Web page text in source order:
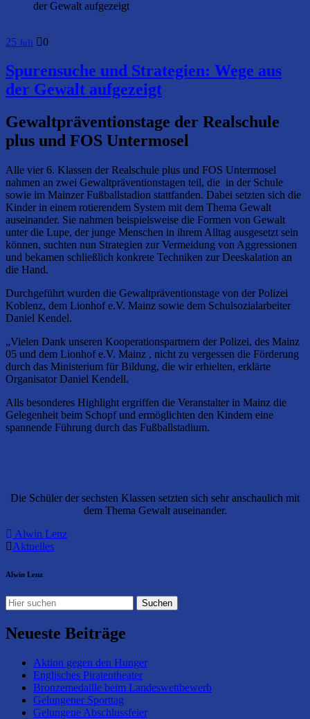
der Gewalt aufgezeigt
25 Juli 0
Spurensuche und Strategien: Wege aus
der Gewalt aufgezeigt
Gewaltpräventionstage der Realschule
plus und FOS Untermosel
Alle vier 6. Klassen der Realschule plus und FOS Untermosel
nahmen an zwei Gewaltpräventionstagen teil, die in der Schule
sowie im Mainzer Fußballstadion stattfanden. Dabei setzten sich die
Kinder in einem rotierendem System mit dem Thema Gewalt
auseinander. Sie nahmen beispielsweise die Formen von Gewalt
unter die Lupe, der junge Menschen in ihrem Alltag ausgesetzt sein
können, suchten nun Strategien zur Vermeidung von Aggressionen
und bekamen schließlich konkrete Techniken zur Deeskalation an
die Hand.
Durchgeführt wurden die Gewaltpräventionstage von der Polizei
Koblenz, dem Lionhof e.V. Mainz sowie dem Schulsozialarbeiter
Daniel Kendel.
„Vielen Dank unseren Kooperationspartnern der Polizei, des Mainz
05 und dem Lionhof e.V. Mainz , nicht zu vergessen die Förderung
durch das Ministerium für Bildung, die wir erhielten, erklärte
Organisator Daniel Kendell.
Alls besonderes Highlight ergriffen die Veranstalter in Mainz die
Gelegenheit beim Schopf und ermöglichten den Kindern eine
spannende Führung durch das Fußballstadium.
Die Schüler der sechsten Klassen setzten sich sehr anschaulich mit
dem Thema Gewalt auseinander.
Alwin Lenz
Aktuelles
Alwin Lenz
Neueste Beiträge
Aktion gegen den Hunger
Englisches Piratentheater
Bronzemedaille beim Landeswettbewerb
Gelungener Sporttag
Gelungene Abschlussfeier